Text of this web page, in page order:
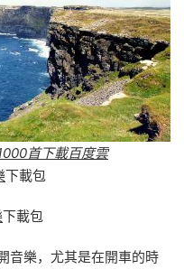
首下載百度雲
下載包
下載包
音樂，尤其是在開車的時